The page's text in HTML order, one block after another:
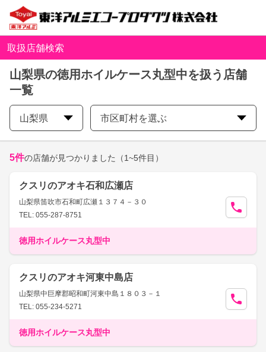
取扱店舗検索
山梨県の徳用ホイルケース丸型中を扱う店舗
一覧
山梨県 市区町村を選ぶ
5件の店舗が見つかりました （1~5件目）
クスリのアオキ石和広瀬店
山梨県笛吹市石和町広瀬１３７４－３０
TEL: 055-287-8751
徳用ホイルケース丸型中
クスリのアオキ河東中島店
山梨県中巨摩郡昭和町河東中島１８０３－１
TEL: 055-234-5271
徳用ホイルケース丸型中